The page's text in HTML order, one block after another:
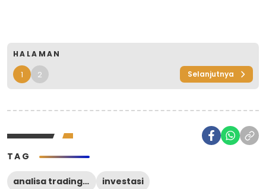
HALAMAN
1 2 Selanjutnya
TAG
analisa trading forex investasi